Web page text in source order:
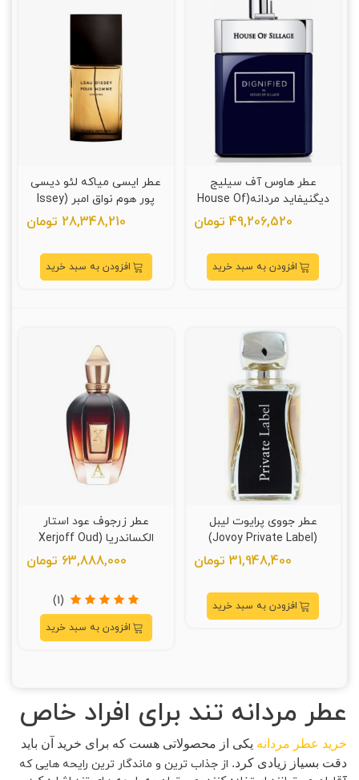
عطر هاوس آف سیلیج
دیگنیفاید مردانه(House Of
Sillage Dignified)
49,206,520 تومان
افزودن به سبد خرید
عطر ایسی میاکه لئو دیسی
پور هوم نواق امبر (Issey
Miyake L'Eau D'Issey Pour
Homme Noir Ambre)
28,348,210 تومان
افزودن به سبد خرید
عطر جووی پرایوت لیبل
(Jovoy Private Label)
31,948,400 تومان
افزودن به سبد خرید
عطر زرجوف عود استار
الکساندریا (Xerjoff Oud
Stars Alexandria)
63,888,000 تومان
(1)
افزودن به سبد خرید
عطر مردانه تند برای افراد خاص
خرید عطر مردانه یکی از محصولاتی هست که برای خرید آن باید
دقت بسیاز زیادی کرد. از جذاب‌ ترین و ماندگار ترین رایحه‌ هایی که